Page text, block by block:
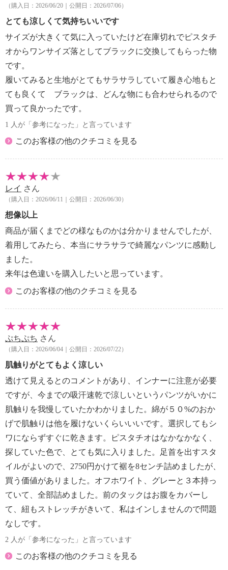
（購入日：2026/06/20｜公開日：2026/07/06）
とても涼しくて気持ちいいです
サイズが大きくて気に入っていたけど在庫切れでピスタチ
オからワンサイズ落としてブラックに交換してもらった物
です。
履いてみると生地がとてもサラサラしていて履き心地もと
ても良くて ブラックは、どんな物にも合わせられるので
買って良かったです。
1 人が「参考になった」と言っています
このお客様の他のクチコミを見る
レイ さん
（購入日：2026/06/11｜公開日：2026/06/30）
想像以上
商品が届くまでどの様なものかは分かりませんでしたが、
着用してみたら、本当にサラサラで綺麗なパンツに感動し
ました。
来年は色違いを購入したいと思っています。
このお客様の他のクチコミを見る
ぷちぷち さん
（購入日：2026/06/04｜公開日：2026/07/22）
肌触りがとてもよく涼しい
透けて見えるとのコメントがあり、インナーに注意が必要
ですが、今までの吸汗速乾で涼しいというパンツがいかに
肌触りを我慢していたかわかりました。綿が５０%のおか
げで肌触りは他を履けないくらいいいです。選択してもシ
ワにならずすぐに乾きます。ピスタチオはなかなかなく、
探していた色で、とても気に入りました。足首を出すスタ
イルがよいので、2750円かけて裾を8センチ詰めましたが、
買う価値がありました。オフホワイト、グレーと３本持っ
ていて、全部詰めました。前のタックはお腹をカバーし
て、紐もストレッチがきいて、私はインしませんので問題
なしです。
2 人が「参考になった」と言っています
このお客様の他のクチコミを見る